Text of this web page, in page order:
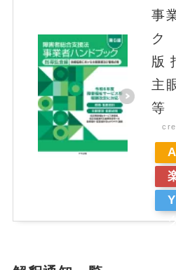
事
ク
版
主
等